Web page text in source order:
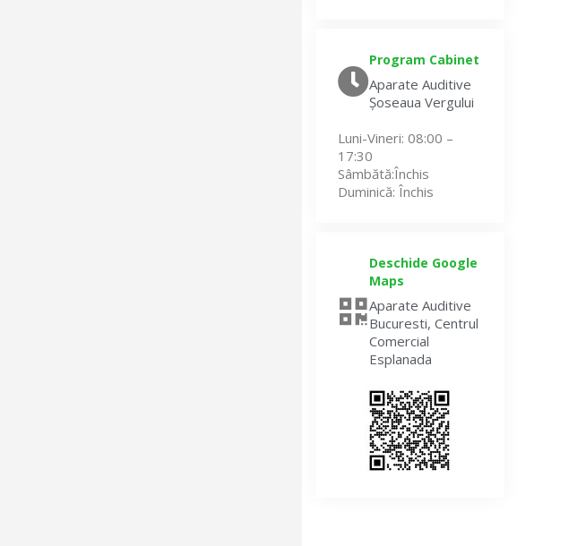
Program Cabinet
Aparate Auditive
Șoseaua Vergului
Luni-Vineri: 08:00 –
17:30
Sâmbătă:Închis
Duminică: Închis
Deschide Google
Maps
Aparate Auditive
Bucuresti, Centrul
Comercial
Esplanada